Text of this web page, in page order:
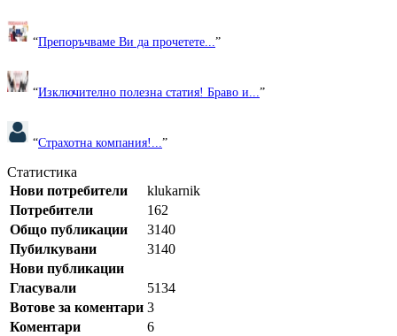
“Препоръчваме Ви да прочетете...”
“Изключително полезна статия! Браво и... ”
“Страхотна компания!... ”
Статистика
Нови потребители
klukarnik
Потребители
162
Общо публикации
3140
Пубилкувани
3140
Нови публикации
Гласували
5134
Вотове за коментари 3
Коментари
6